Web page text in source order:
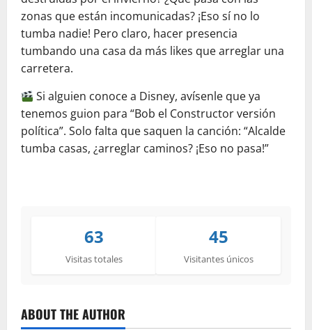
zonas que están incomunicadas? ¡Eso sí no lo
tumba nadie! Pero claro, hacer presencia
tumbando una casa da más likes que arreglar una
carretera.
Si alguien conoce a Disney, avísenle que ya
tenemos guion para “Bob el Constructor versión
política”. Solo falta que saquen la canción: “Alcalde
tumba casas, ¿arreglar caminos? ¡Eso no pasa!”
63
Visitas totales
45
Visitantes únicos
ABOUT THE AUTHOR